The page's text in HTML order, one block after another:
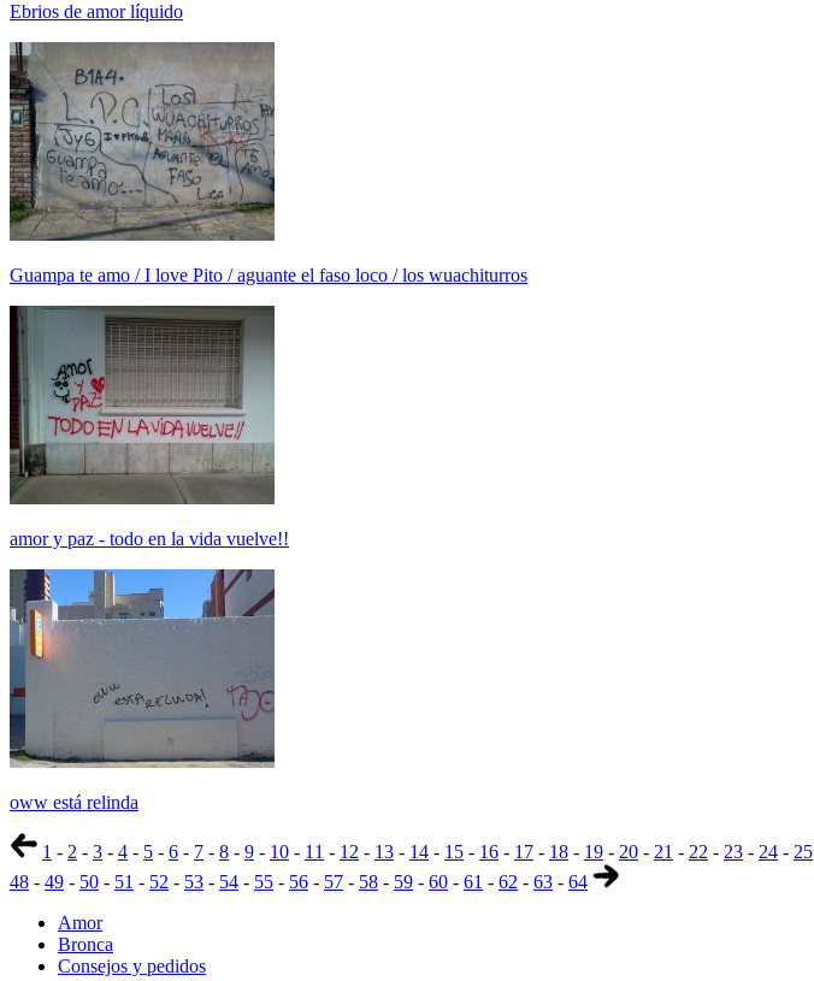
Ebrios de amor líquido
Guampa te amo / I love Pito / aguante el faso loco / los wuachiturros
amor y paz - todo en la vida vuelve!!
oww está relinda
1 - 2 - 3 - 4 - 5 - 6 - 7 - 8 - 9 - 10 - 11 - 12 - 13 - 14 - 15 - 16 - 17 - 18 - 19 - 20 - 21 - 22 - 23 - 24 - 25
48 - 49 - 50 - 51 - 52 - 53 - 54 - 55 - 56 - 57 - 58 - 59 - 60 - 61 - 62 - 63 - 64
Amor
Bronca
Consejos y pedidos